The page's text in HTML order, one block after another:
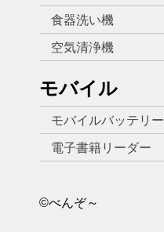
食器洗い機
空気清浄機
モバイル
モバイルバッテリー
電子書籍リーダー
©べんぞ～